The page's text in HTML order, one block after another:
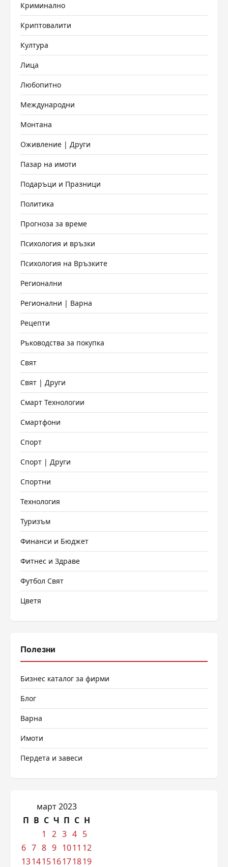
Криминално
Криптовалити
Култура
Лица
Любопитно
Международни
Монтана
Оживление | Други
Пазар на имоти
Подаръци и Празници
Политика
Прогноза за време
Психология и връзки
Психология на Връзките
Регионални
Регионални | Варна
Рецепти
Ръководства за покупка
Свят
Свят | Други
Смарт Технологии
Смартфони
Спорт
Спорт | Други
Спортни
Технология
Туризъм
Финанси и Бюджет
Фитнес и Здраве
Футбол Свят
Цветя
Полезни
Бизнес каталог за фирми
Блог
Варна
Имоти
Пердета и завеси
март 2023
П В С Ч П С Н
1
2 3 4 5
6 7 8 9 1011 12
13141516171819